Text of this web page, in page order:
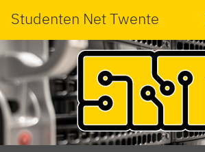
Studenten Net Twente